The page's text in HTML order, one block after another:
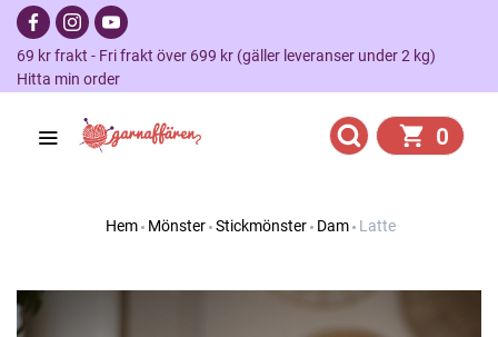
69 kr frakt - Fri frakt över 699 kr (gäller leveranser under 2 kg)
Hitta min order
0
Hem Mönster Stickmönster Dam Latte